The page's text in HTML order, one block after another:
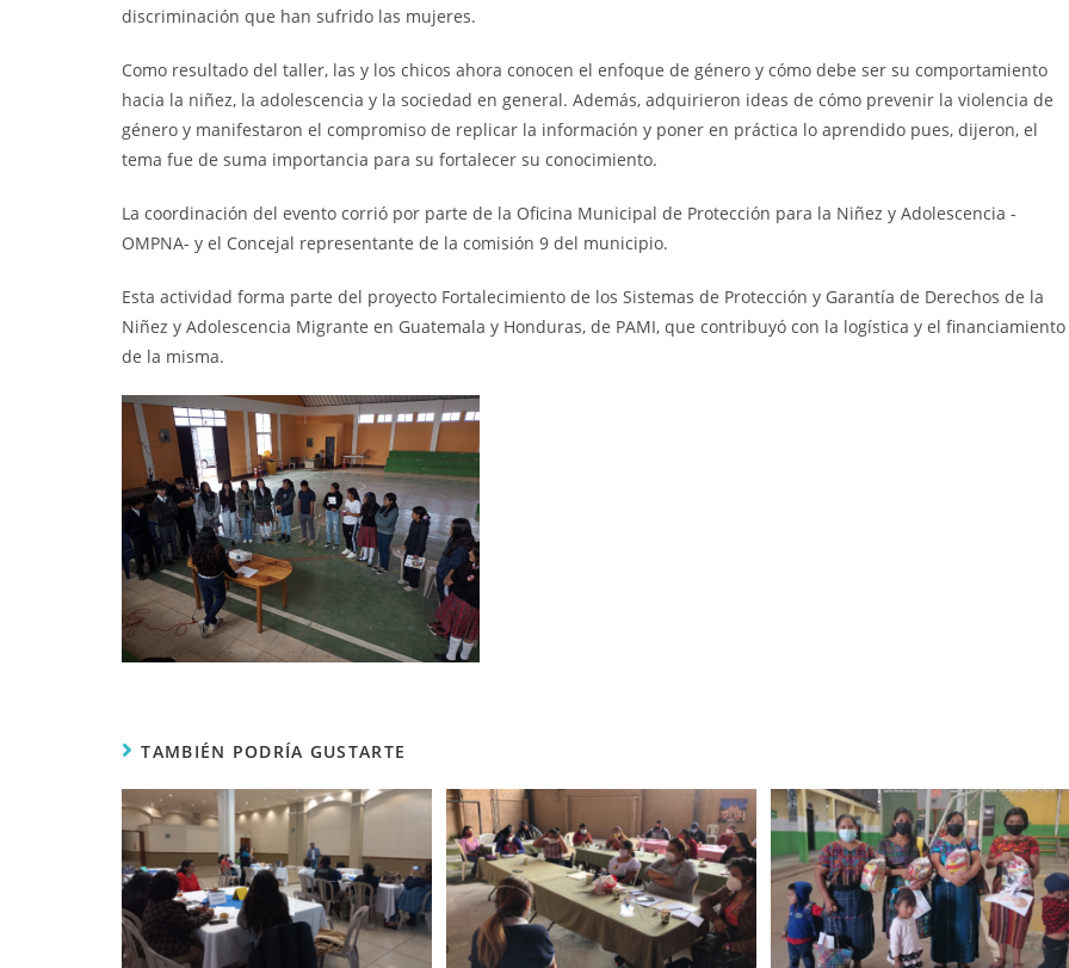
discriminación que han sufrido las mujeres.
Como resultado del taller, las y los chicos ahora conocen el enfoque de género y cómo debe ser su comportamiento
hacia la niñez, la adolescencia y la sociedad en general. Además, adquirieron ideas de cómo prevenir la violencia de
género y manifestaron el compromiso de replicar la información y poner en práctica lo aprendido pues, dijeron, el
tema fue de suma importancia para su fortalecer su conocimiento.
La coordinación del evento corrió por parte de la Oficina Municipal de Protección para la Niñez y Adolescencia -
OMPNA- y el Concejal representante de la comisión 9 del municipio.
Esta actividad forma parte del proyecto Fortalecimiento de los Sistemas de Protección y Garantía de Derechos de la
Niñez y Adolescencia Migrante en Guatemala y Honduras, de PAMI, que contribuyó con la logística y el financiamiento
de la misma.
TAMBIÉN PODRÍA GUSTARTE